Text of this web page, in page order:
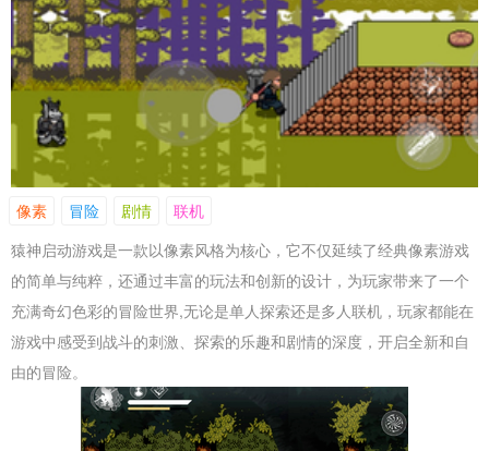
像素 冒险 剧情
联机
猿神启动游戏是一款以像素风格为核心，它不仅延续了经典像素游戏
的简单与纯粹，还通过丰富的玩法和创新的设计，为玩家带来了一个
充满奇幻色彩的冒险世界,无论是单人探索还是多人联机，玩家都能在
游戏中感受到战斗的刺激、探索的乐趣和剧情的深度，开启全新和自
由的冒险。